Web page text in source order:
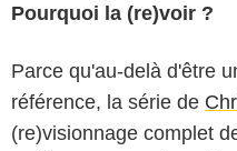
Pourquoi la (re)voir ?
Parce qu'au-delà d'être
référence, la série de
(re)visionnage complet